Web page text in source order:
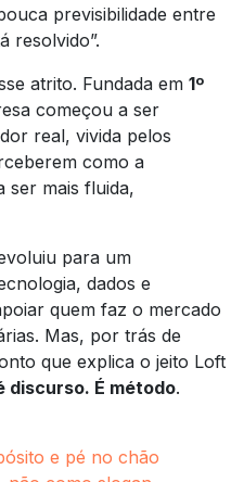
previsibilidade entre
resolvido”.
atrito. Fundada em 1º
começou a ser
real, vivida pelos
como a
ser mais fluida,
para um
dados e
quem faz o mercado
Mas, por trás de
que explica o jeito Loft
discurso. É método.
e pé no chão